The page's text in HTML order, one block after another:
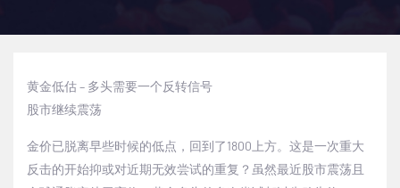
黄金低估– 多头需要一个反转信号
股市继续震荡
金价已脱离早些时候的低点，回到了1800 上方。这是一次重大
反击的开始抑或对近期无效尝试的重复？虽然最近股市震荡且